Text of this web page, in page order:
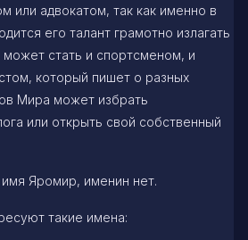
или адвокатом, так как именно в
его талант грамотно излагать
стать и спортсменом, и
который пишет о разных
Мира может избрать
или открыть свой собственный
Яромир, именин нет.
такие имена: